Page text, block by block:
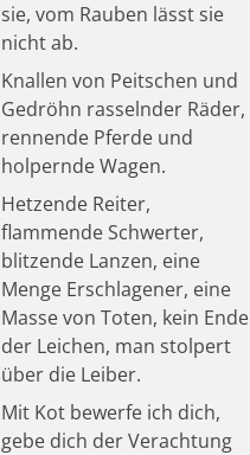
sie, vom Rauben lässt sie
nicht ab.
Knallen von Peitschen und
Gedröhn rasselnder Räder,
rennende Pferde und
holpernde Wagen.
Hetzende Reiter,
flammende Schwerter,
blitzende Lanzen, eine
Menge Erschlagener, eine
Masse von Toten, kein Ende
der Leichen, man stolpert
über die Leiber.
Mit Kot bewerfe ich dich,
gebe dich der Verachtung